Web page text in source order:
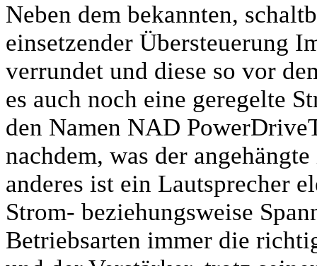
Neben dem bekannten,
einsetzender Übersteuerung
verrundet und diese so vor
es auch noch eine geregelte
den Namen NAD
nachdem, was der
anderes ist ein Lautsprecher
Strom- beziehungsweise
Betriebsarten immer die